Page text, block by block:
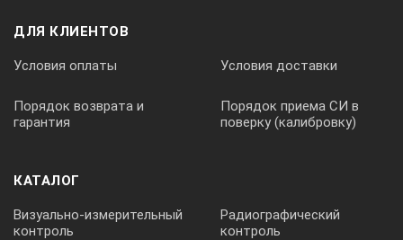
ДЛЯ КЛИЕНТОВ
Условия оплаты Условия доставки
Порядок возврата и
гарантия
Порядок приема СИ в
поверку (калибровку)
КАТАЛОГ
Визуально-измерительный
контроль
Радиографический
контроль